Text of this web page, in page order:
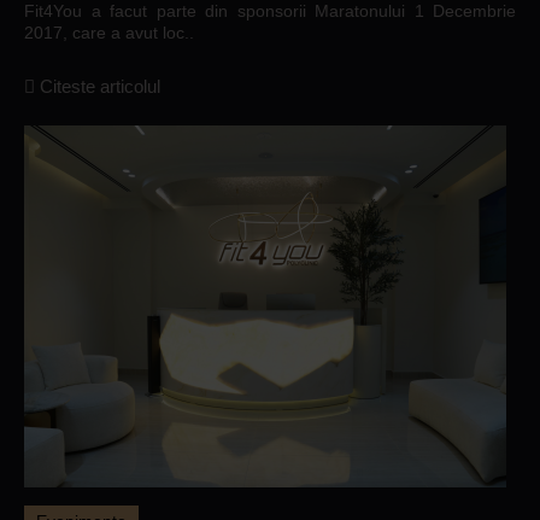
Fit4You a facut parte din sponsorii Maratonului 1 Decembrie
2017, care a avut loc..
Citeste articolul